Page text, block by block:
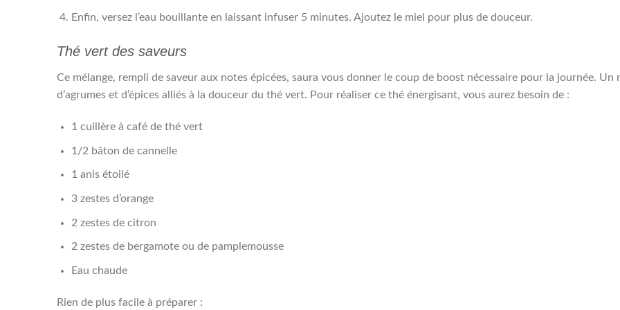
Enfin, versez l’eau bouillante en laissant infuser 5 minutes. Ajoutez le miel pour plus de douceur.
Thé vert des saveurs
Ce mélange, rempli de saveur aux notes épicées, saura vous donner le coup de boost nécessaire pour la journée. Un
d’agrumes et d’épices alliés à la douceur du thé vert. Pour réaliser ce thé énergisant, vous aurez besoin de :
1 cuillère à café de thé vert
1/2 bâton de cannelle
1 anis étoilé
3 zestes d’orange
2 zestes de citron
2 zestes de bergamote ou de pamplemousse
Eau chaude
Rien de plus facile à préparer :